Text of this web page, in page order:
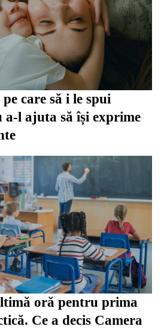
care să i le spui
l ajuta să își exprime
oră pentru prima
Ce a decis Camera